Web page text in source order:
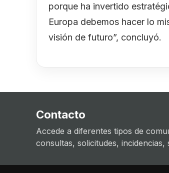
porque ha invertido
Europa debemos hacer lo
visión de futuro”, concluyó.
Contacto
Accede a diferentes tipos de
consultas, solicitudes, incidencias,